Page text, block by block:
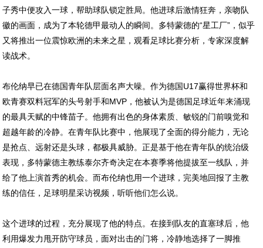
子秀中便攻入一球，帮助球队锁定胜局。他进球后激情狂奔，亲吻队
徽的画面，成为了本轮德甲最动人的瞬间。多特蒙德的“星工厂”，似乎
又将推出一位震惊欧洲的未来之星，观看足球比赛分析，专家深度解
读战术。
布伦纳早已在德国青年队层面名声大噪。作为德国U17赢得世界杯和
欧青赛双料冠军的头号射手和MVP，他被认为是德国足球近年来涌现
的最具天赋的中锋苗子。他拥有出色的身体素质、敏锐的门前嗅觉和
超越年龄的冷静。在青年队比赛中，他展现了全面的得分能力，无论
是抢点、远射还是头球，都极具威胁。正是基于他在青年队的统治级
表现，多特蒙德主教练泰尔齐奇决定在本赛季将他提拔至一线队，并
给了他上演首秀的机会。而布伦纳也用一个进球，完美地回报了主教
练的信任，足球明星采访视频，听听他们怎么说。
这个进球的过程，充分展现了他的特点。在接到队友的直塞球后，他
利用爆发力甩开防守球员，面对出击的门将，冷静地选择了一脚推